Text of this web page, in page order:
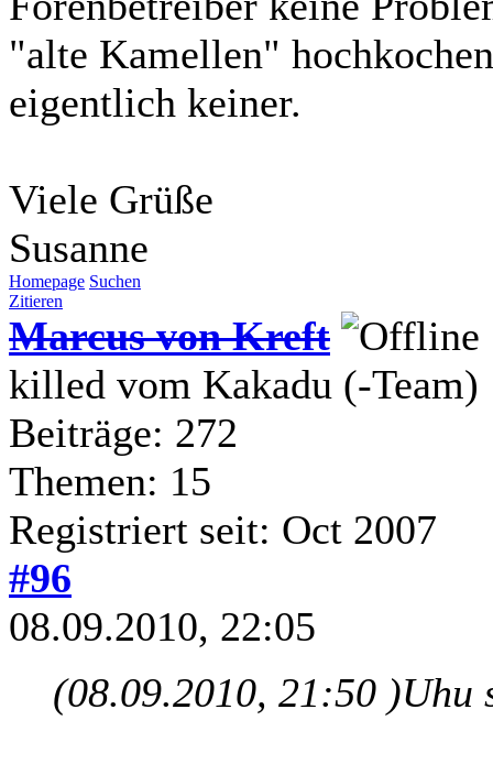
"alte Kamellen"
eigentlich keiner.
Viele Grüße
Susanne
Homepage Suchen
Zitieren
Marcus von Kreft
killed vom Kakadu (-Team)
Beiträge: 272
Themen: 15
Registriert seit: Oct 2007
#96
08.09.2010, 22:05
(08.09.2010, 21:50 )Uhu